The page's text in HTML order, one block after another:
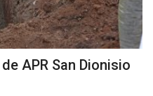
APR San Dionisio